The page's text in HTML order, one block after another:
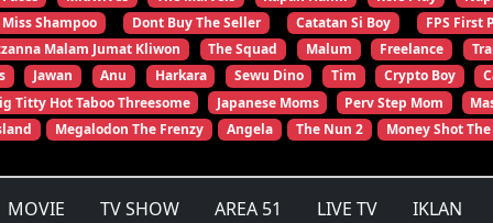
Miss Shampoo
Dont Buy The Seller Catatan Si Boy
FPS First
Malam Jumat Kliwon
The Squad Malum Freelance
Jawan Anu Harkara Sewu Dino Tim Crypto Boy
Titty Hot Taboo Threesome
Japanese Moms Perv Step Mom
Megalodon The Frenzy Angela The Nun 2 Money Shot
MOVIE TV SHOW AREA 51 LIVE TV IKLAN